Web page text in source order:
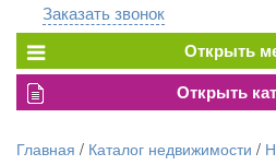
Заказать звонок
Главная / Каталог недвижимости /